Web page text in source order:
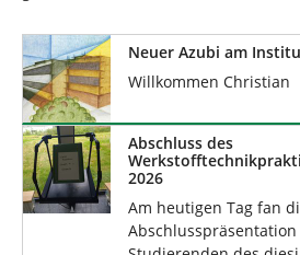
Neuer Azubi am
Willkommen Christian
Abschluss des
2026
Am heutigen Tag fan